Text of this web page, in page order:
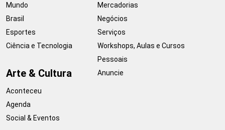
Mundo
Brasil
Esportes
Ciência e Tecnologia
Arte & Cultura
Aconteceu
Agenda
Social & Eventos
Mercadorias
Negócios
Serviços
Workshops, Aulas e Cursos
Pessoais
Anuncie